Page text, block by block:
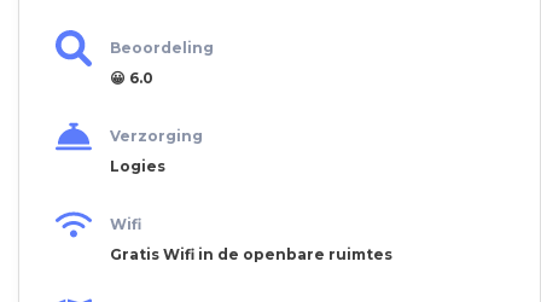
Beoordeling
😀 6.0
Verzorging
Logies
Wifi
Gratis Wifi in de openbare ruimtes